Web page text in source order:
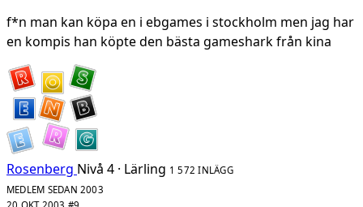
f*n man kan köpa en i ebgames i stockholm men jag har
en kompis han köpte den bästa gameshark från kina
Rosenberg Nivå 4 · Lärling 1 572 INLÄGG
MEDLEM SEDAN 2003